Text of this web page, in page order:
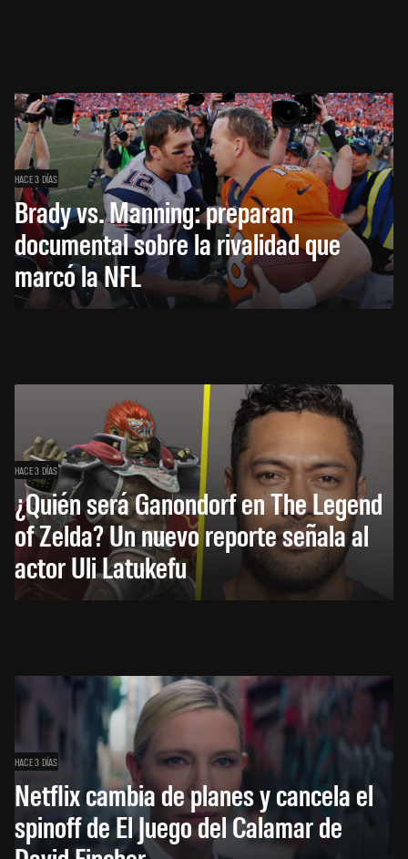
HACE 3 DÍAS
Brady vs. Manning: preparan
documental sobre la rivalidad que
marcó la NFL
HACE 3 DÍAS
¿Quién será Ganondorf en The Legend
of Zelda? Un nuevo reporte señala al
actor Uli Latukefu
HACE 3 DÍAS
Netflix cambia de planes y cancela el
spinoff de El Juego del Calamar de